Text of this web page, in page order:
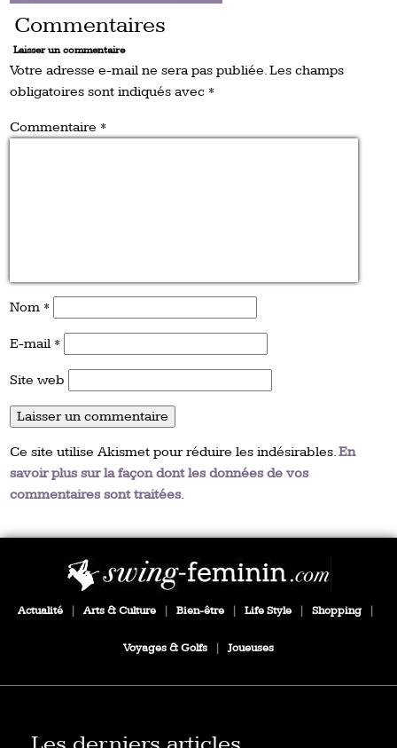
Commentaires
Laisser un commentaire
Votre adresse e-mail ne sera pas publiée.Les champs
obligatoires sont indiqués avec *
Commentaire *
Nom *
E-mail *
Site web
Ce site utilise Akismet pour réduire les indésirables.En
savoir plus sur la façon dont les données de vos
commentaires sont traitées.
Actualité Arts & Culture Bien-être Life Style Shopping
Voyages & Golfs Joueuses